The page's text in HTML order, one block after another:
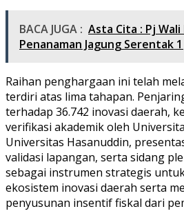
BACA JUGA : Asta Cita : Pj
Penanaman Jagung Serentak
Raihan penghargaan ini telah
terdiri atas lima tahapan.
terhadap 36.742 inovasi daerah,
verifikasi akademik oleh
Universitas Hasanuddin,
validasi lapangan, serta sidang
sebagai instrumen strategis
ekosistem inovasi daerah serta
penyusunan insentif fiskal dari